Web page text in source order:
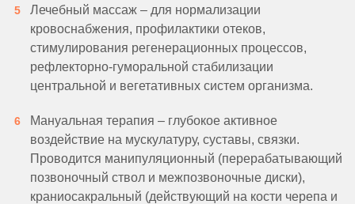
Лечебный массаж – для нормализации
кровоснабжения, профилактики отеков,
стимулирования регенерационных процессов,
рефлекторно-гуморальной стабилизации
центральной и вегетативных систем организма.
Мануальная терапия – глубокое активное
воздействие на мускулатуру, суставы, связки.
Проводится манипуляционный (перерабатывающий
позвоночный ствол и межпозвоночные диски),
краниосакральный (действующий на кости черепа и